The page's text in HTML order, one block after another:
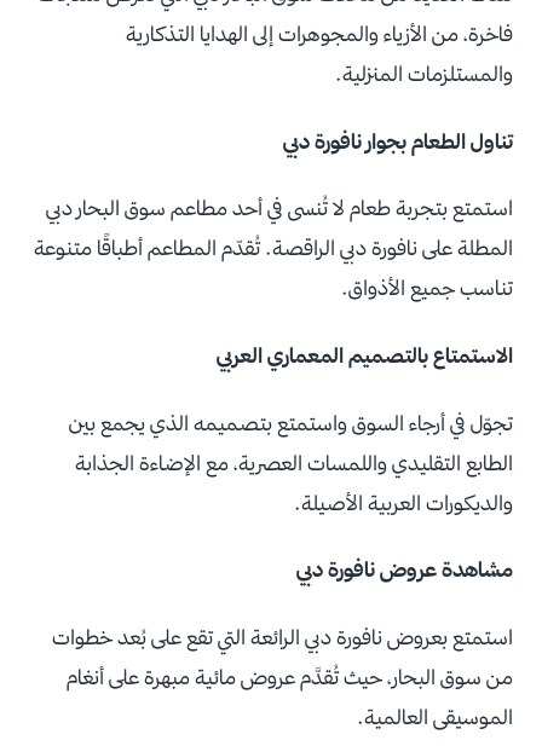
فاخرة، من الأزياء والمجوهرات إلى الهدايا التذكارية
والمستلزمات المنزلية.
تناول الطعام بجوار نافورة دبي
استمتع بتجربة طعام لا تُنسى في أحد مطاعم سوق البحار دبي
المطلة على نافورة دبي الراقصة. تُقدّم المطاعم أطباقًا متنوعة
تناسب جميع الأذواق.
الاستمتاع بالتصميم المعماري العربي
تجوّل في أرجاء السوق واستمتع بتصميمه الذي يجمع بين
الطابع التقليدي واللمسات العصرية، مع الإضاءة الجذابة
والديكورات العربية الأصيلة.
مشاهدة عروض نافورة دبي
استمتع بعروض نافورة دبي الرائعة التي تقع على بُعد خطوات
من سوق البحار، حيث تُقدَّم عروض مائية مبهرة على أنغام
الموسيقى العالمية.